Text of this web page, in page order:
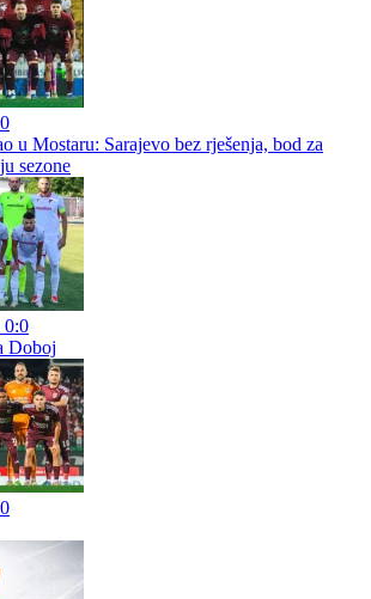
u Mostaru: Sarajevo bez rješenja, bod za
sezone
0:0
Doboj